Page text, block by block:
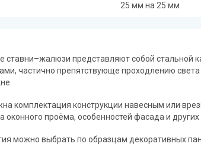
25 мм на 25 мм
ставни–жалюзи представляют собой стальной
частично препятствующе проходлению
комплектация конструкции навесным или
оконного проёма, особенностей фасада и других
можно выбрать по образцам декоративных